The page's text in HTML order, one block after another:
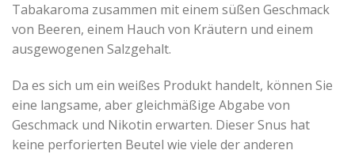
Tabakaroma zusammen mit einem süßen Geschmack
von Beeren, einem Hauch von Kräutern und einem
ausgewogenen Salzgehalt.
Da es sich um ein weißes Produkt handelt, können Sie
eine langsame, aber gleichmäßige Abgabe von
Geschmack und Nikotin erwarten. Dieser Snus hat
keine perforierten Beutel wie viele der anderen